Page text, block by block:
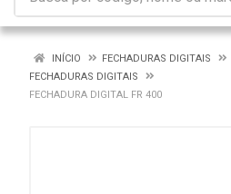
INÍCIO
FECHADURAS DIGITAIS
FECHADURAS DIGITAIS
FECHADURA DIGITAL FR 400